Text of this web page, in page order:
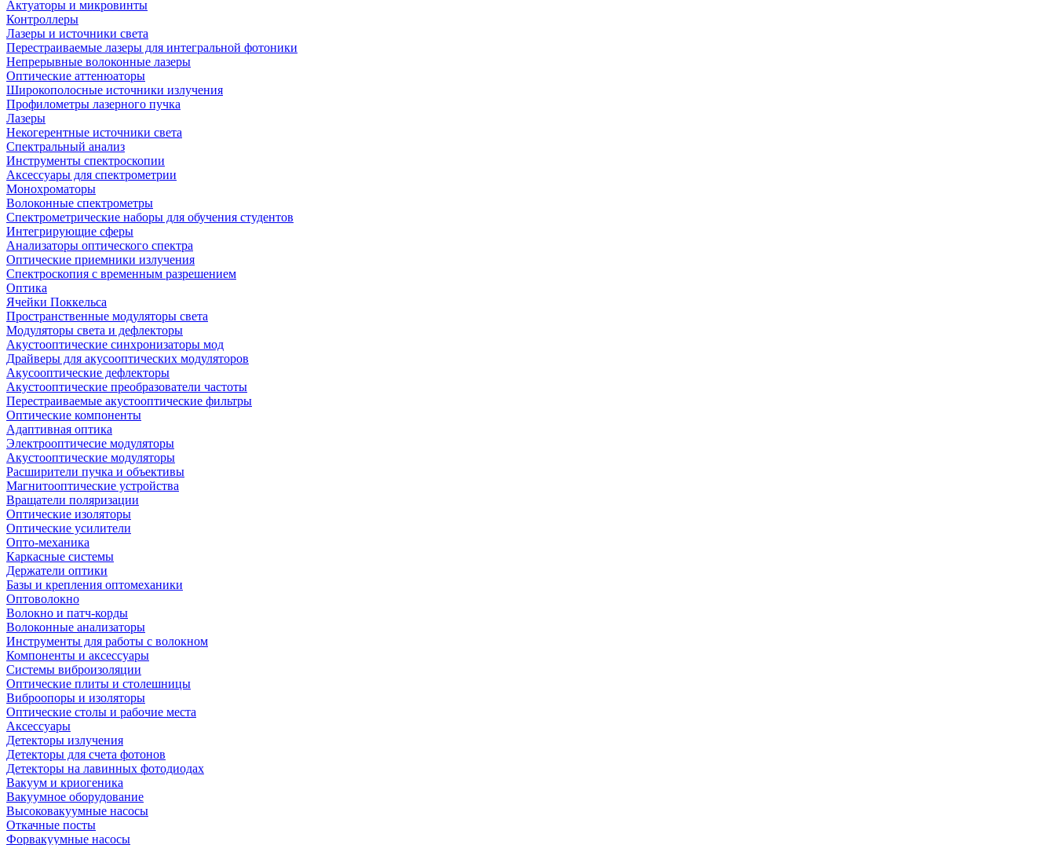
Актуаторы и микровинты
Контроллеры
Лазеры и источники света
Перестраиваемые лазеры для интегральной фотоники
Непрерывные волоконные лазеры
Оптические аттенюаторы
Широкополосные источники излучения
Профилометры лазерного пучка
Лазеры
Некогерентные источники света
Спектральный анализ
Инструменты спектроскопии
Аксессуары для спектрометрии
Монохроматоры
Волоконные спектрометры
Спектрометрические наборы для обучения студентов
Интегрирующие сферы
Анализаторы оптического спектра
Оптические приемники излучения
Спектроскопия с временным разрешением
Оптика
Ячейки Поккельса
Пространственные модуляторы света
Модуляторы света и дефлекторы
Акустооптические синхронизаторы мод
Драйверы для акусооптических модуляторов
Акусооптические дефлекторы
Акустооптические преобразователи частоты
Перестраиваемые акустооптические фильтры
Оптические компоненты
Адаптивная оптика
Электрооптичесие модуляторы
Акустооптические модуляторы
Расширители пучка и объективы
Магнитооптические устройства
Вращатели поляризации
Оптические изоляторы
Оптические усилители
Опто-механика
Каркасные системы
Держатели оптики
Базы и крепления оптомеханики
Оптоволокно
Волокно и патч-корды
Волоконные анализаторы
Инструменты для работы с волокном
Компоненты и аксессуары
Системы виброизоляции
Оптические плиты и столешницы
Виброопоры и изоляторы
Оптические столы и рабочие места
Аксессуары
Детекторы излучения
Детекторы для счета фотонов
Детекторы на лавинных фотодиодах
Вакуум и криогеника
Вакуумное оборудование
Высоковакуумные насосы
Откачные посты
Форвакуумные насосы